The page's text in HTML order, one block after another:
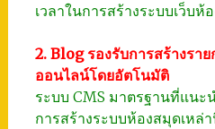
เวลาในการสร้างระบบเว็บห้
2. Blog รองรับการสร้างรา
ออนไลน์โดยอัตโนมัติ
ระบบ CMS มาตรฐานที่แน
การสร้างระบบห้องสมุดเหล่